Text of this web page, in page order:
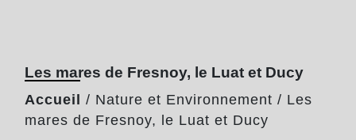
Les mares de Fresnoy, le Luat et Ducy
Accueil / Nature et Environnement / Les
mares de Fresnoy, le Luat et Ducy